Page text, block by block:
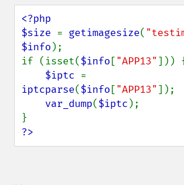
<?php
$size = getimagesize(
$info );
if (isset($info ["APP13"]))
$iptc
iptcparse($info ["APP13"]);
var_dump($iptc );
?>